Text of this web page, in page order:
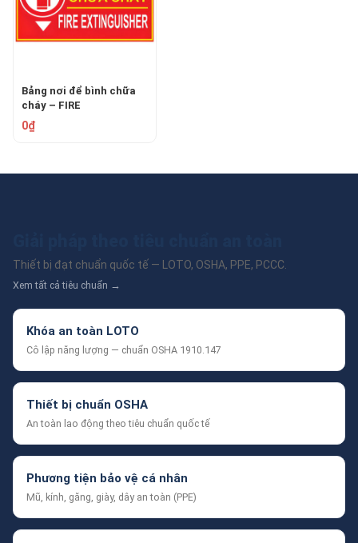
Bảng nơi để bình chữa
cháy – FIRE
EXTINGUISHER
0₫
Thiết bị đạt chuẩn quốc tế — LOTO, OSHA, PPE, PCCC.
Xem tất cả tiêu chuẩn →
Khóa an toàn LOTO
Cô lập năng lượng — chuẩn OSHA 1910.147
Thiết bị chuẩn OSHA
An toàn lao động theo tiêu chuẩn quốc tế
Phương tiện bảo vệ cá nhân
Mũ, kính, găng, giày, dây an toàn (PPE)